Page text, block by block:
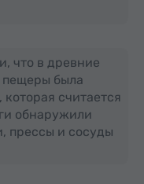
что в древние
пещеры была
считается
обнаружили
прессы и сосуды